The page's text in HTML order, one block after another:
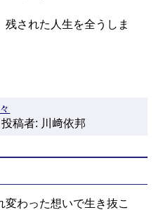
された人生を全うしま
稿者: 川﨑依邦
変わった想いで生き抜こ